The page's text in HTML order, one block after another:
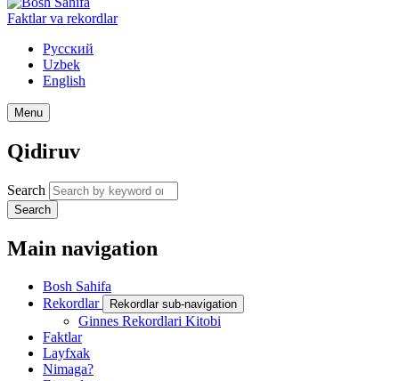
Faktlar va rekordlar
Русский
Uzbek
English
Menu
Qidiruv
Search
Search
Main navigation
Bosh Sahifa
Rekordlar
Rekordlar sub-navigation
Ginnes Rekordlari Kitobi
Faktlar
Layfxak
Nimaga?